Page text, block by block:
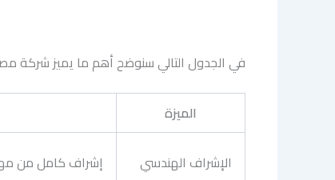
في الجدول التالي سنوضح أهم ما يميز شركة
الميزة
الإشراف الهندسي إشراف كامل من